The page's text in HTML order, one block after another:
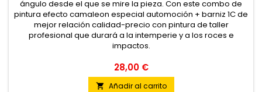
ángulo desde el que se mire la pieza. Con este combo de
pintura efecto camaleon especial automoción + barniz 1C de
mejor relación calidad-precio con pintura de taller
profesional que durará a la intemperie y a los roces e
impactos.
28,00 €
 Añadir al carrito